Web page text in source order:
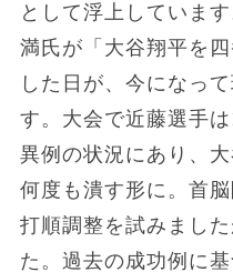
として浮上していま
満氏が「大谷翔平を
した日が、今になっ
す。大会で近藤選手
異例の状況にあり、
何度も潰す形に。首
打順調整を試みまし
た。過去の成功例に